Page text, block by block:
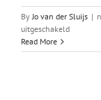
ByJo van der Sluijs |
uitgeschakeldvoor
Read More